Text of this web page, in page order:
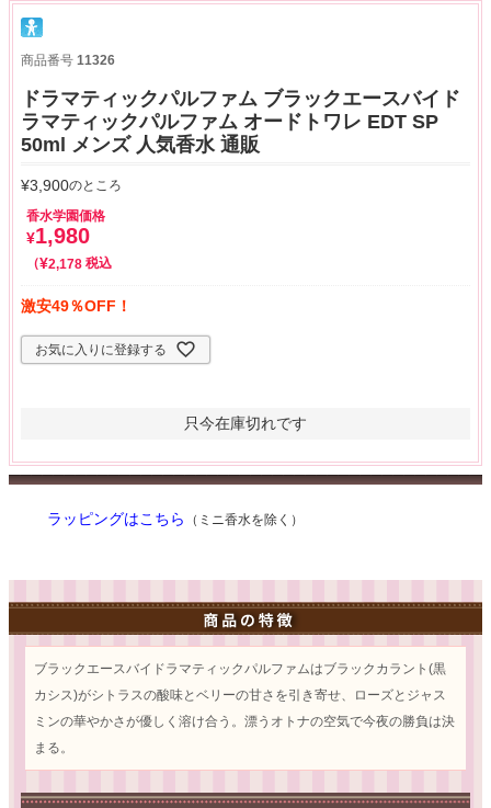
商品番号 11326
ドラマティックパルファム ブラックエースバイド
ラマティックパルファム オードトワレ EDT SP
50ml メンズ 人気香水 通販
¥3,900のところ
香水学園価格
¥1,980
¥2,178 税込
激安49％OFF！
お気に入りに登録する
只今在庫切れです
ラッピングはこちら （ミニ香水を除く）
ブラックエースバイドラマティックパルファムはブラックカラント(黒
カシス)がシトラスの酸味とベリーの甘さを引き寄せ、ローズとジャス
ミンの華やかさが優しく溶け合う。漂うオトナの空気で今夜の勝負は決
まる。